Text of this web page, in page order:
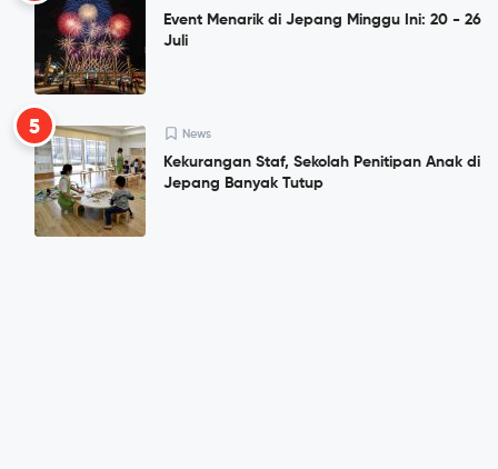
Event Menarik di Jepang Minggu Ini: 20 - 26
Juli
5 News
Kekurangan Staf, Sekolah Penitipan Anak di
Jepang Banyak Tutup